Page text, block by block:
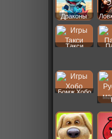
Драконы
Такси
Бомж Хобо